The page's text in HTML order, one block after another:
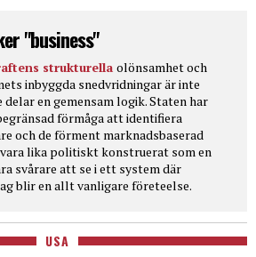
"business"
strukturella olönsamhet och
inbyggda snedvridningar är inte
en gemensam logik. Staten har
förmåga att identifiera
och de förment marknadsbaserad
lika politiskt konstruerat som en
svårare att se i ett system där
blir en allt vanligare företeelse.
USA